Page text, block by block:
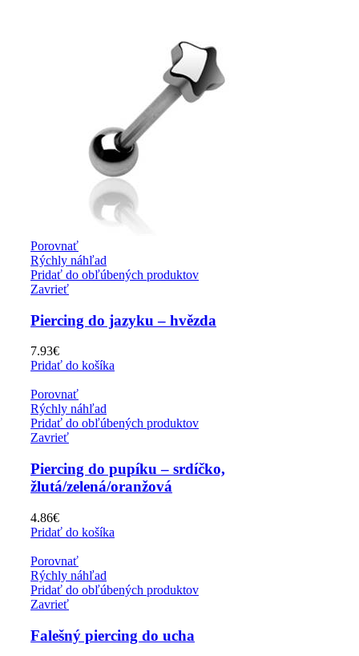
Porovnať
Rýchly náhľad
Pridať do obľúbených produktov
Zavrieť
Piercing do jazyku – hvězda
7.93€
Pridať do košíka
Porovnať
Rýchly náhľad
Pridať do obľúbených produktov
Zavrieť
Piercing do pupíku – srdíčko,
žlutá/zelená/oranžová
4.86€
Pridať do košíka
Porovnať
Rýchly náhľad
Pridať do obľúbených produktov
Zavrieť
Falešný piercing do ucha